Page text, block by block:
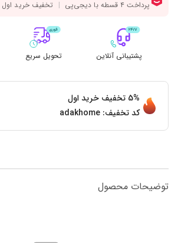
پشتیبانی آنلاین تحویل سریع
5% تخفیف خرید اول
کد تخفیف: adakhome
توضیحات محصول